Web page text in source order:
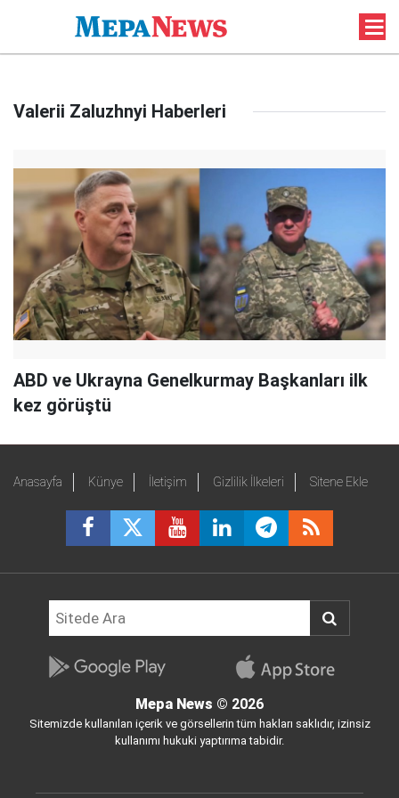
Valerii Zaluzhnyi Haberleri
ABD ve Ukrayna Genelkurmay Başkanları ilk
kez görüştü
Anasayfa Künye İletişim Gizlilik İlkeleri Sitene Ekle
Mepa News © 2026
Sitemizde kullanılan içerik ve görsellerin tüm hakları saklıdır, izinsiz
kullanımı hukuki yaptırıma tabidir.